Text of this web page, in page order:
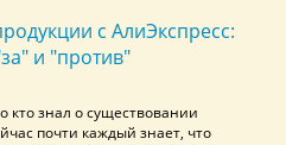
с АлиЭкспресс:
и "против"
кто знал о существовании
почти каждый знает, что